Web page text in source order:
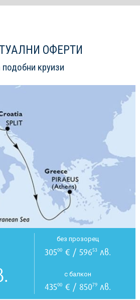
ОФЕРТИ
подобни круизи
без прозорец
30500 € / 59653 лв.
с балкон
43500 € / 85079 лв.